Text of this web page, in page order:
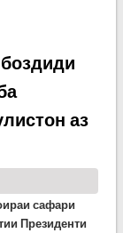
аз
сафари
Президенти